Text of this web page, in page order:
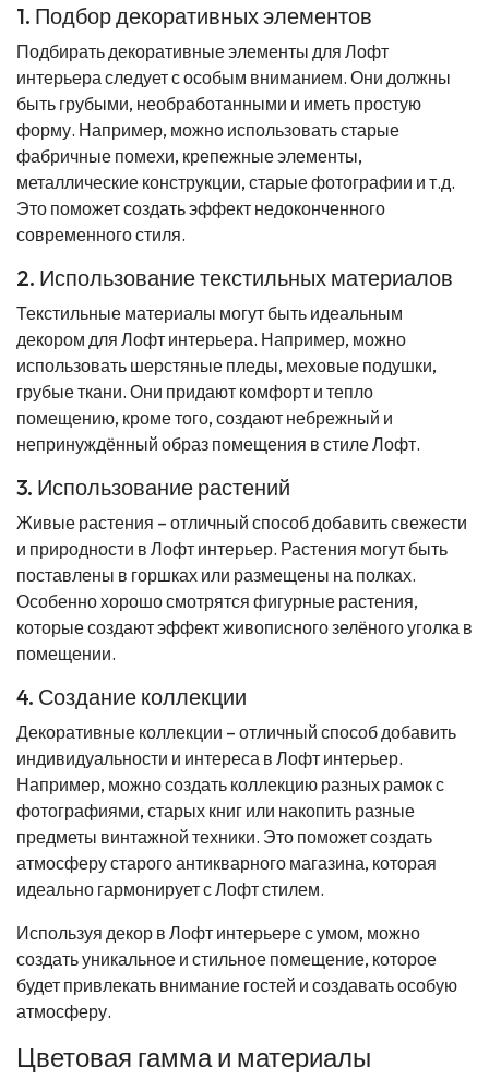
1. Подбор декоративных элементов
Подбирать декоративные элементы для Лофт
интерьера следует с особым вниманием. Они должны
быть грубыми, необработанными и иметь простую
форму. Например, можно использовать старые
фабричные помехи, крепежные элементы,
металлические конструкции, старые фотографии и т.д.
Это поможет создать эффект недоконченного
современного стиля.
2. Использование текстильных материалов
Текстильные материалы могут быть идеальным
декором для Лофт интерьера. Например, можно
использовать шерстяные пледы, меховые подушки,
грубые ткани. Они придают комфорт и тепло
помещению, кроме того, создают небрежный и
непринуждённый образ помещения в стиле Лофт.
3. Использование растений
Живые растения – отличный способ добавить свежести
и природности в Лофт интерьер. Растения могут быть
поставлены в горшках или размещены на полках.
Особенно хорошо смотрятся фигурные растения,
которые создают эффект живописного зелёного уголка в
помещении.
4. Создание коллекции
Декоративные коллекции – отличный способ добавить
индивидуальности и интереса в Лофт интерьер.
Например, можно создать коллекцию разных рамок с
фотографиями, старых книг или накопить разные
предметы винтажной техники. Это поможет создать
атмосферу старого антикварного магазина, которая
идеально гармонирует с Лофт стилем.
Используя декор в Лофт интерьере с умом, можно
создать уникальное и стильное помещение, которое
будет привлекать внимание гостей и создавать особую
атмосферу.
Цветовая гамма и материалы